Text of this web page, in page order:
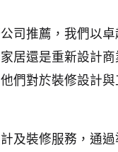
司推薦，我們以
居還是重新設計
們對於裝修設計
及裝修服務，通